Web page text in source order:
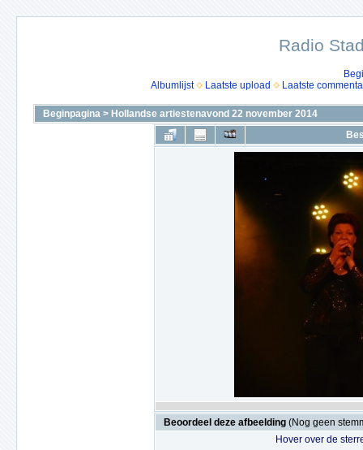
Radio
Albumlijst
Laatste upload Laatste
Beginpagina > Hollandse artiestenavond 22 november 2014
Beoordeel deze afbeelding (Nog geen
Hover over de